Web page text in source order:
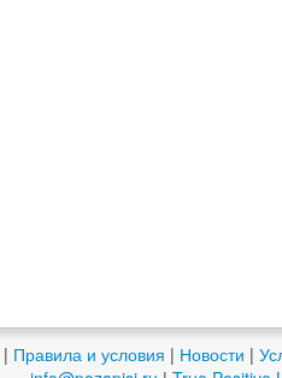
| Правила и условия | Новости |